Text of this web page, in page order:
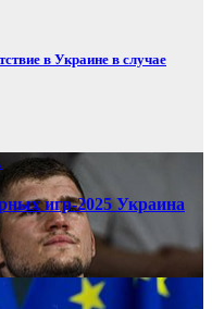
в Украине в случае
игр-2025 Украина